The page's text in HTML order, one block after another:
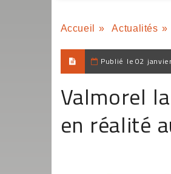
Accueil » Actualités »
Publié le 02
Valmorel
en réalité